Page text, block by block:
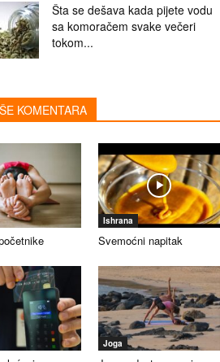
Šta se dešava kada pijete vodu
sa komoračem svake večeri
tokom...
KOMENTARA
Ishrana
Svemoćni napitak
Joga